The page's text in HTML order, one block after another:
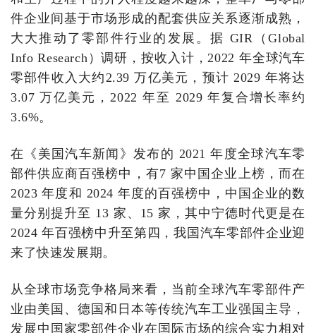
件企业间基于市场形成的配套供应关系逐渐成熟，
大大推动了零部件行业的发展。据 GIR（Global
Info Research）调研，按收入计，2022 年全球汽车
零部件收入大约2.39 万亿美元，预计 2029 年将达
3.07 万亿美元，2022 年至 2029 年复合增长率约
3.6%。
在《美国汽车新闻》发布的 2021 年度全球汽车零
部件供应商百强榜中，有7 家中国企业上榜，而在
2023 年度和 2024 年度的百强榜中，中国企业的数
量分别提升至 13 家、15 家，其中宁德时代更是在
2024 年百强榜中升至第四，我国汽车零部件企业迎
来了快速发展期。
从全球市场竞争格局来看，当前全球汽车零部件产
业由美国、德国和日本等传统汽车工业强国主导，
发展中国家零部件企业在国际市场的综合实力相对